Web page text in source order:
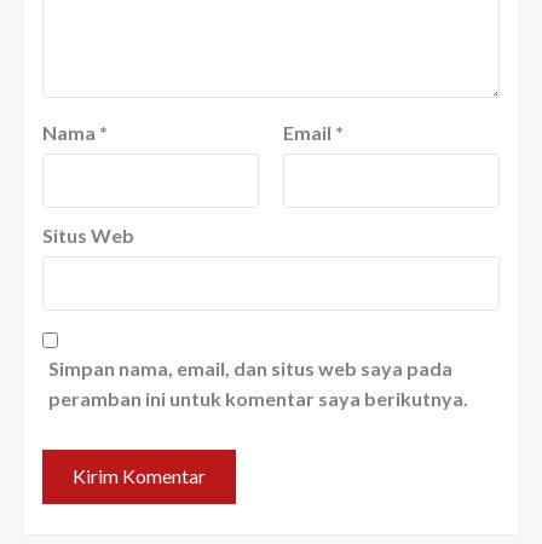
Nama * Email *
Situs Web
Simpan nama, email, dan situs web saya pada
peramban ini untuk komentar saya berikutnya.